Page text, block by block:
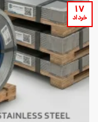
۱۷
خرداد